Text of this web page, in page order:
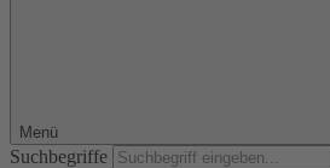
Menü
Suchbegriffe